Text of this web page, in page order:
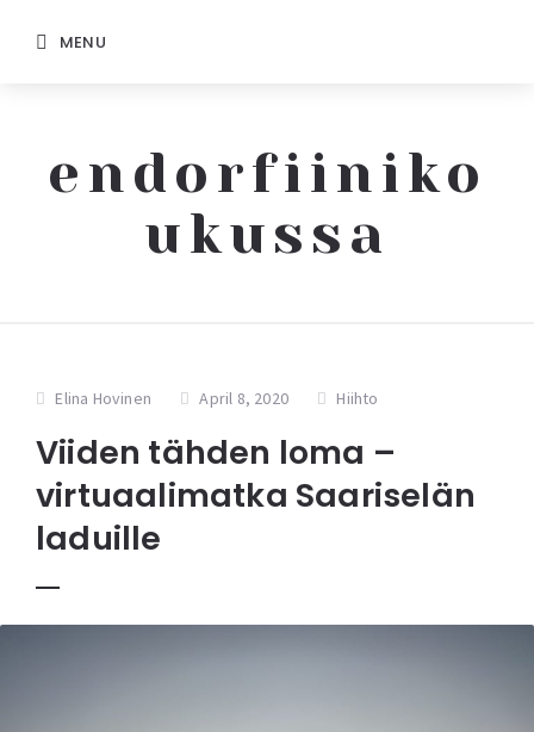
MENU
endorfiiniko
ukussa
Elina Hovinen April 8, 2020 Hiihto
Viiden tähden loma –
virtuaalimatka Saariselän
laduille